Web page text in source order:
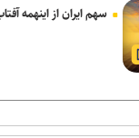
جدید الهامی در پیکان
شد
تناقض در
سهم ایران از اینهمه